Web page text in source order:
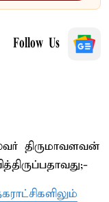
Follow Us
திருமாவளவன்